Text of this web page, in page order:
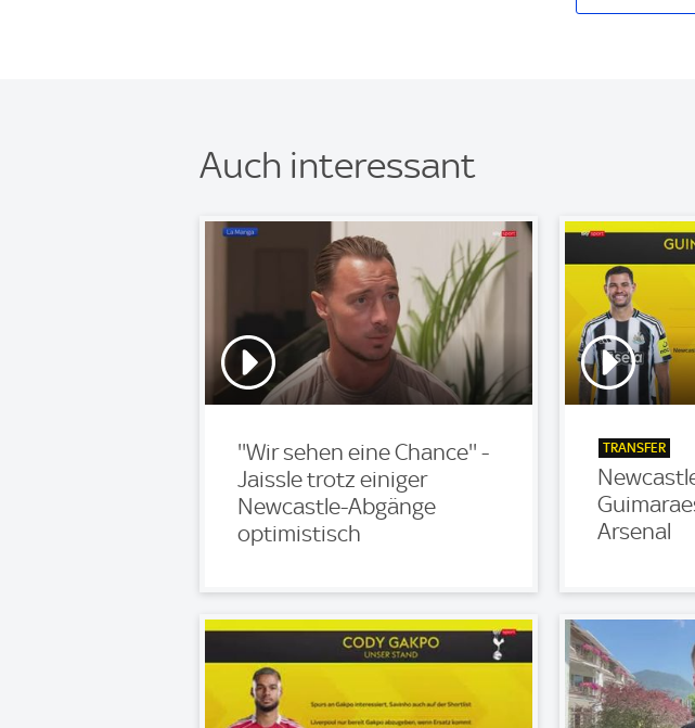
Auch interessant
''Wir sehen eine Chance'' -
Jaissle trotz einiger
Newcastle-Abgänge
optimistisch
TRANSFER
Arsenal